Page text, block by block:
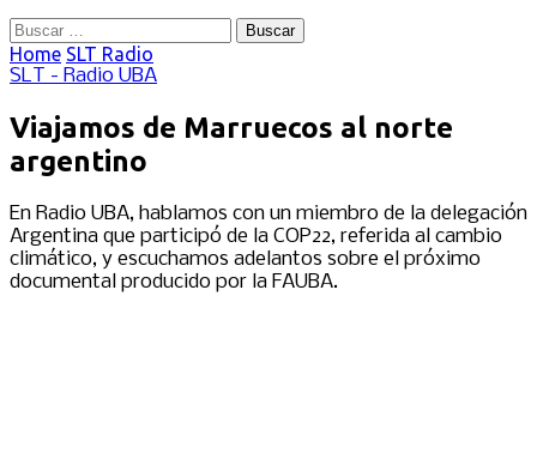
Buscar:
Home SLT Radio
SLT - Radio UBA
Viajamos de Marruecos al norte
argentino
En Radio UBA, hablamos con un miembro de la delegación
Argentina que participó de la COP22, referida al cambio
climático, y escuchamos adelantos sobre el próximo
documental producido por la FAUBA.